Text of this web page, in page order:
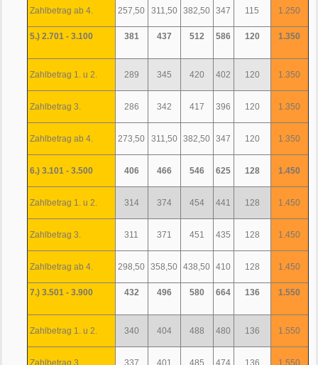
Zahlbetrag ab 4. 257,50 311,50 382,50 347 115 1.250
5.) 2.701 - 3.100 381 437 512 586 120 1.350
Zahlbetrag 1. u 2. 289 345 420 402 120 1.350
Zahlbetrag 3. 286 342 417 396 120 1.350
Zahlbetrag ab 4. 273,50 311,50 382,50 347 120 1.350
6.) 3.101 - 3.500 406 466 546 625 128 1.450
Zahlbetrag 1. u 2. 314 374 454 441 128 1.450
Zahlbetrag 3. 311 371 451 435 128 1.450
Zahlbetrag ab 4. 298,50 358,50 438,50 410 128 1.450
7.) 3.501 - 3.900 432 496 580 664 136 1.550
Zahlbetrag 1. u 2. 340 404 488 480 136 1.550
Zahlbetrag 3. 337 401 485 474 136 1.550